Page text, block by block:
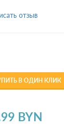
отзыв
В ОДИН КЛИК
BYN